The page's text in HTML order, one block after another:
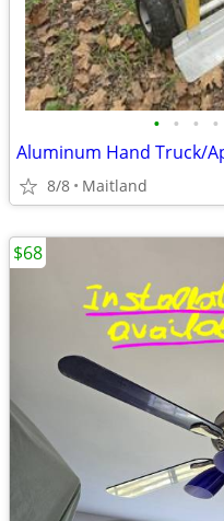
• • • •
​Aluminum Hand Truck/
8/8 Maitland
$68